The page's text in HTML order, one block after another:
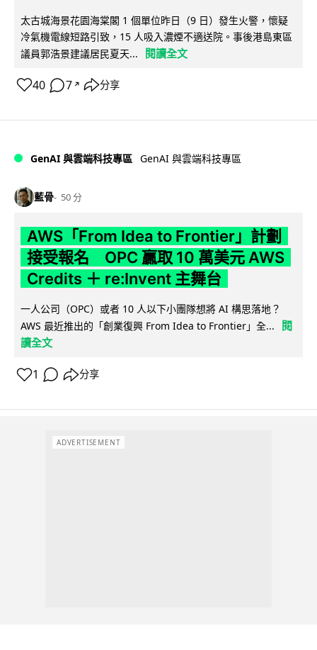
太古城海景花園海棠閣 1 個單位昨日（9 日）發生火警，懷疑
冷氣機電線短路引致，15 人吸入濃煙不適送院。事後港島東區
議員郭浩景建議居民夏天...
閱讀全文
40 7 ↗ 分享
GenAI 與雲端科技專區 GenAI 與雲端科技專區
藍骨 50 分
AWS「From Idea to Frontier」計劃
接受報名 OPC 贏取 10 萬美元 AWS
Credits ＋ re:Invent 主舞台
一人公司（OPC）或者 10 人以下小團隊想將 AI 構思落地？
AWS 最近推出的「創業復興 From Idea to Frontier」全...
閱
讀全文
1 分享
ADVERTISEMENT